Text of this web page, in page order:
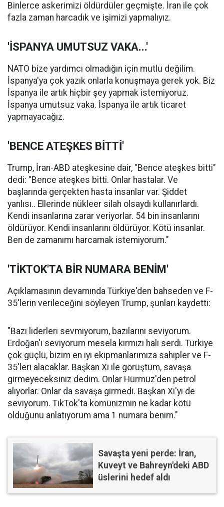
Binlerce askerimizi öldürdüler geçmişte. İran ile çok
fazla zaman harcadık ve işimizi yapmalıyız.
'İSPANYA UMUTSUZ VAKA...'
NATO bize yardımcı olmadığın için mutlu değilim.
İspanya'ya çok yazık onlarla konuşmaya gerek yok. Biz
İspanya ile artık hiçbir şey yapmak istemiyoruz.
İspanya umutsuz vaka. İspanya ile artık ticaret
yapmayacağız.
'BENCE ATEŞKES BİTTİ'
Trump, İran-ABD ateşkesine dair, "Bence ateşkes bitti"
dedi: "Bence ateşkes bitti. Onlar hastalar. Ve
başlarında gerçekten hasta insanlar var. Şiddet
yanlısı.. Ellerinde nükleer silah olsaydı kullanırlardı.
Kendi insanlarına zarar veriyorlar. 54 bin insanlarını
öldürüyor. Kendi insanlarını öldürüyor. Kötü insanlar.
Ben de zamanımı harcamak istemiyorum."
'TİKTOK'TA BİR NUMARA BENİM'
Açıklamasının devamında Türkiye'den bahseden ve F-
35'lerin verileceğini söyleyen Trump, şunları kaydetti:
"Bazı liderleri sevmiyorum, bazılarını seviyorum.
Erdoğan'ı seviyorum mesela kırmızı halı serdi. Türkiye
çok güçlü, bizim en iyi ekipmanlarımıza sahipler ve F-
35'leri alacaklar. Başkan Xi ile görüştüm, savaşa
girmeyeceksiniz dedim. Onlar Hürmüz'den petrol
alıyorlar. Onlar da savaşa girmedi. Başkan Xi'yi de
seviyorum. TikTok'ta komünizmin ne kadar kötü
olduğunu anlatıyorum ama 1 numara benim."
Savaşta yeni perde: İran,
Kuveyt ve Bahreyn'deki ABD
üslerini hedef aldı